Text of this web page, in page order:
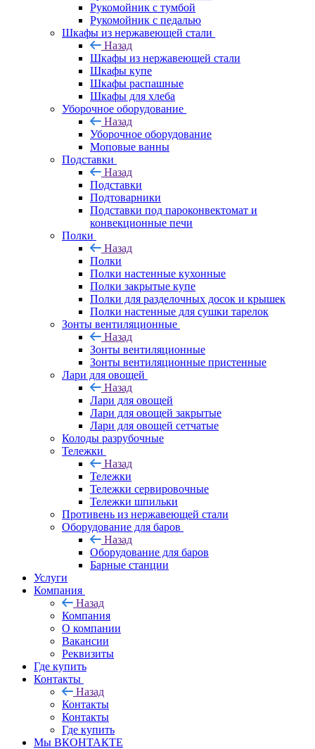
Рукомойник с тумбой
Рукомойник с педалью
Шкафы из нержавеющей стали
Назад
Шкафы из нержавеющей стали
Шкафы купе
Шкафы распашные
Шкафы для хлеба
Уборочное оборудование
Назад
Уборочное оборудование
Моповые ванны
Подставки
Назад
Подставки
Подтоварники
Подставки под пароконвектомат и
конвекционные печи
Полки
Назад
Полки
Полки настенные кухонные
Полки закрытые купе
Полки для разделочных досок и крышек
Полки настенные для сушки тарелок
Зонты вентиляционные
Назад
Зонты вентиляционные
Зонты вентиляционные пристенные
Лари для овощей
Назад
Лари для овощей
Лари для овощей закрытые
Лари для овощей сетчатые
Колоды разрубочные
Тележки
Назад
Тележки
Тележки сервировочные
Тележки шпильки
Противень из нержавеющей стали
Оборудование для баров
Назад
Оборудование для баров
Барные станции
Услуги
Компания
Назад
Компания
О компании
Вакансии
Реквизиты
Где купить
Контакты
Назад
Контакты
Контакты
Где купить
Мы ВКОНТАКТЕ